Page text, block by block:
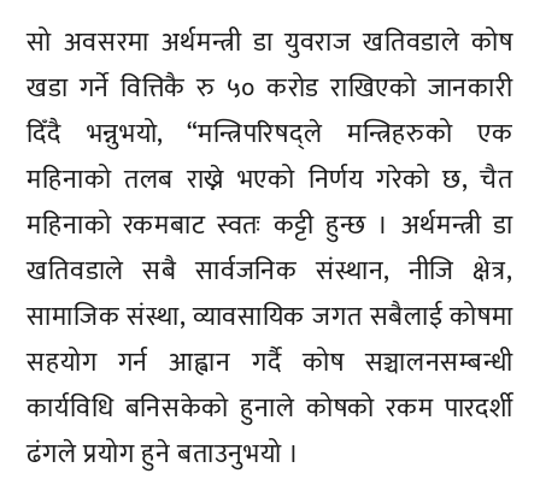
सो अवसरमा अर्थमन्त्री डा युवराज खतिवडाले कोष
खडा गर्ने वित्तिकै रु ५० करोड राखिएको जानकारी
दिँदै भन्नुभयो, “मन्त्रिपरिषद्ले मन्त्रिहरुको एक
महिनाको तलब राख्ने भएको निर्णय गरेको छ, चैत
महिनाको रकमबाट स्वतः कट्टी हुन्छ । अर्थमन्त्री डा
खतिवडाले सबै सार्वजनिक संस्थान, नीजि क्षेत्र,
सामाजिक संस्था, व्यावसायिक जगत सबैलाई कोषमा
सहयोग गर्न आह्वान गर्दै कोष सञ्चालनसम्बन्धी
कार्यविधि बनिसकेको हुनाले कोषको रकम पारदर्शी
ढंगले प्रयोग हुने बताउनुभयो ।